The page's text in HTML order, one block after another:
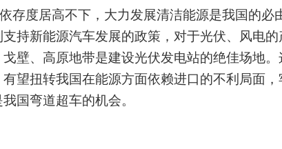
存度居高不下，大力发展清洁能源是我国的必
持新能源汽车发展的政策，对于光伏、风电的
壁、高原地带是建设光伏发电站的绝佳场地。
望扭转我国在能源方面依赖进口的不利局面，
国弯道超车的机会。